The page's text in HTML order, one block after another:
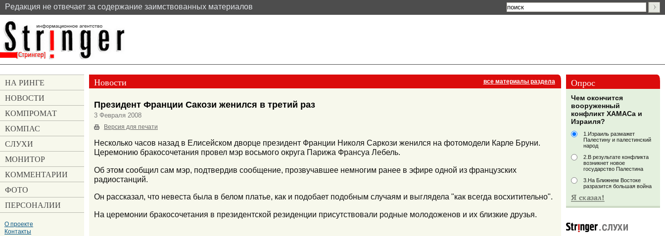
Pедакция не отвечает за содержание заимствованных материалов
Новости все материалы раздела
Президент Франции Сакози женился в третий раз
3 Февраля 2008
Версия для печати
Несколько часов назад в Елисейском дворце президент Франции Николя Саркози женился на фотомодели Карле Бруни.
Церемонию бракосочетания провел мэр восьмого округа Парижа Франсуа Лебель.
Об этом сообщил сам мэр, подтвердив сообщение, прозвучавшее немногим ранее в эфире одной из французских
радиостанций.
Он рассказал, что невеста была в белом платье, как и подобает подобным случаям и выглядела "как всегда восхитительно".
На церемонии бракосочетания в президентской резиденции присутствовали родные молодоженов и их близкие друзья.
Опрос
Чем окончится
вооруженный
конфликт ХАМАСа и
Израиля?
1.Израиль размажет
Палестину и палестинский
народ
2.В результате конфликта
возникнет новое
государство Палестина
3.На Ближнем Востоке
разразится большая война
НА РИНГЕ
НОВОСТИ
КОМПРОМАТ
КОМПАС
СЛУХИ
МОНИТОР
КОММЕНТАРИИ
ФОТО
ПЕРСОНАЛИИ
О проекте
Контакты